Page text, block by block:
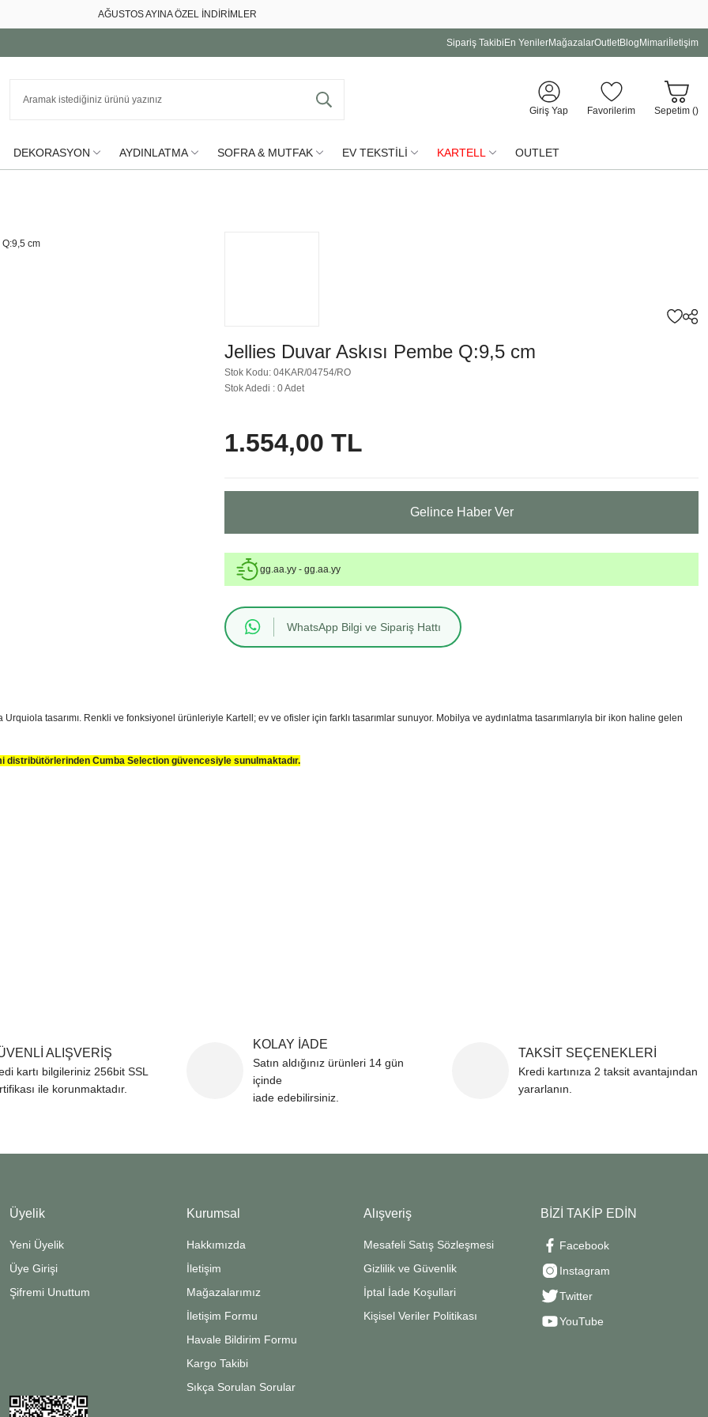
AĞUSTOS AYINA ÖZEL İNDİRİMLER
Sipariş Takibi En YenilerMağazalarOutletBlog Mimari İletişim
Giriş Yap Favorilerim Sepetim ()
DEKORASYON AYDINLATMA SOFRA & MUTFAK EV TEKSTİLİ KARTELL OUTLET
Jellies Duvar Askısı Pembe Q:9,5 cm
Stok Kodu: 04KAR/04754/RO
Stok Adedi : 0 Adet
1.554,00 TL
Gelince Haber Ver
gg.aa.yy - gg.aa.yy
WhatsApp Bilgi ve Sipariş Hattı
tasarımı. Renkli ve fonksiyonel ürünleriyle Kartell; ev ve ofisler için farklı tasarımlar sunuyor. Mobilya ve aydınlatma tasarımlarıyla bir ikon haline gelen
distribütörlerinden Cumba Selection güvencesiyle sunulmaktadır.
ALIŞVERİŞ
kartı bilgileriniz 256bit SSL
ile korunmaktadır.
KOLAY İADE
Satın aldığınız ürünleri 14 gün
içinde
iade edebilirsiniz.
TAKSİT SEÇENEKLERİ
Kredi kartınıza 2 taksit avantajından
yararlanın.
Üyelik
Yeni Üyelik
Üye Girişi
Şifremi Unuttum
Kurumsal
Hakkımızda
İletişim
Mağazalarımız
İletişim Formu
Havale Bildirim Formu
Kargo Takibi
Sıkça Sorulan Sorular
Alışveriş
Mesafeli Satış Sözleşmesi
Gizlilik ve Güvenlik
İptal İade Koşullari
Kişisel Veriler Politikası
BİZİ TAKİP EDİN
Facebook
Instagram
Twitter
YouTube